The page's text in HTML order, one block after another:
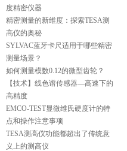
度精密仪器
精密测量的新维度：探索TESA测
高仪的奥秘
SYLVAC蓝牙卡尺适用于哪些精密
测量场景？
如何测量模数0.12的微型齿轮？
【技术】线色谱传感器—高速下的
高精度
EMCO-TEST显微维氏硬度计的特
点和操作注意事项
TESA测高仪功能都超出了传统意
义上的测高仪